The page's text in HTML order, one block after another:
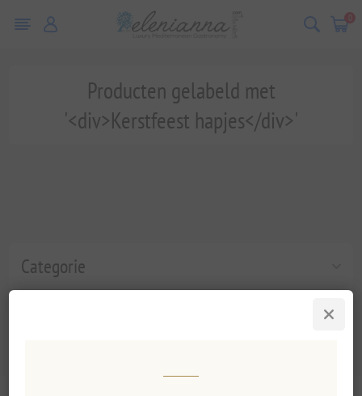
0
Categorie
Producten gelabeld met
'<div>Kerstfeest hapjes</div>'